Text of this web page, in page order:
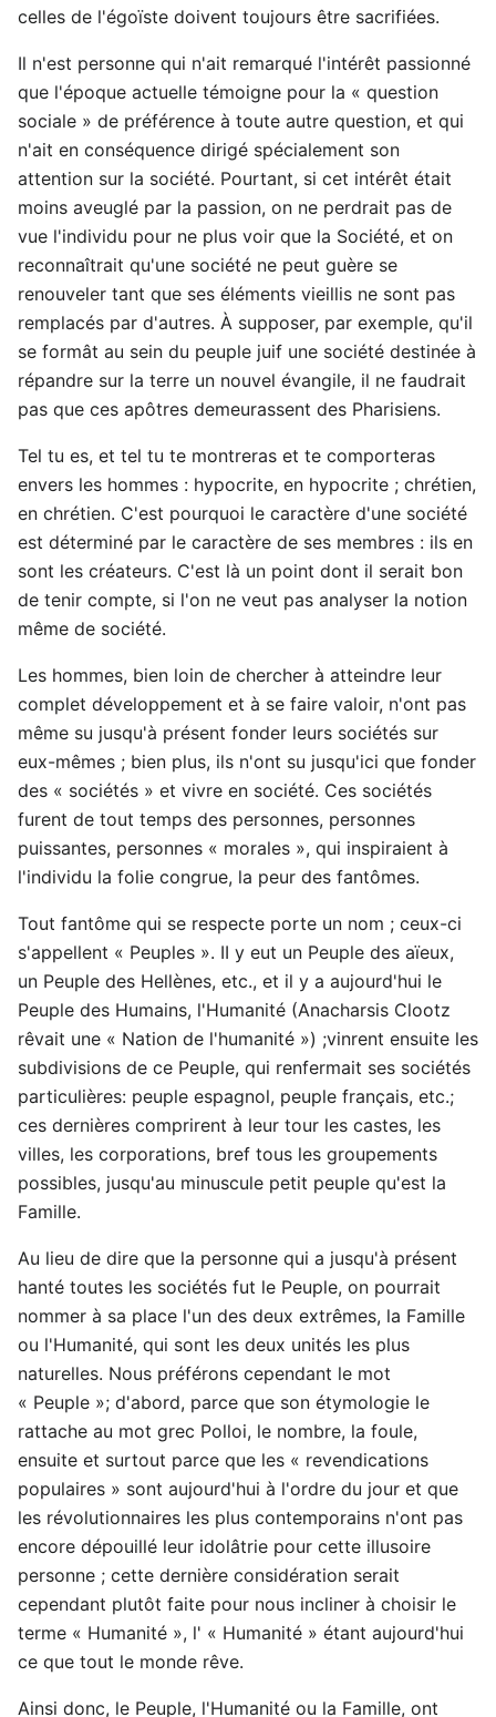
celles de l'égoïste doivent toujours être sacrifiées.
Il n'est personne qui n'ait remarqué l'intérêt passionné
que l'époque actuelle témoigne pour la « question
sociale » de préférence à toute autre question, et qui
n'ait en conséquence dirigé spécialement son
attention sur la société. Pourtant, si cet intérêt était
moins aveuglé par la passion, on ne perdrait pas de
vue l'individu pour ne plus voir que la Société, et on
reconnaîtrait qu'une société ne peut guère se
renouveler tant que ses éléments vieillis ne sont pas
remplacés par d'autres. À supposer, par exemple, qu'il
se formât au sein du peuple juif une société destinée à
répandre sur la terre un nouvel évangile, il ne faudrait
pas que ces apôtres demeurassent des Pharisiens.
Tel tu es, et tel tu te montreras et te comporteras
envers les hommes : hypocrite, en hypocrite ; chrétien,
en chrétien. C'est pourquoi le caractère d'une société
est déterminé par le caractère de ses membres : ils en
sont les créateurs. C'est là un point dont il serait bon
de tenir compte, si l'on ne veut pas analyser la notion
même de société.
Les hommes, bien loin de chercher à atteindre leur
complet développement et à se faire valoir, n'ont pas
même su jusqu'à présent fonder leurs sociétés sur
eux-mêmes ; bien plus, ils n'ont su jusqu'ici que fonder
des « sociétés » et vivre en société. Ces sociétés
furent de tout temps des personnes, personnes
puissantes, personnes « morales », qui inspiraient à
l'individu la folie congrue, la peur des fantômes.
Tout fantôme qui se respecte porte un nom ; ceux-ci
s'appellent « Peuples ». II y eut un Peuple des aïeux,
un Peuple des Hellènes, etc., et il y a aujourd'hui le
Peuple des Humains, l'Humanité (Anacharsis Clootz
rêvait une « Nation de l'humanité ») ;vinrent ensuite les
subdivisions de ce Peuple, qui renfermait ses sociétés
particulières: peuple espagnol, peuple français, etc.;
ces dernières comprirent à leur tour les castes, les
villes, les corporations, bref tous les groupements
possibles, jusqu'au minuscule petit peuple qu'est la
Famille.
Au lieu de dire que la personne qui a jusqu'à présent
hanté toutes les sociétés fut le Peuple, on pourrait
nommer à sa place l'un des deux extrêmes, la Famille
ou l'Humanité, qui sont les deux unités les plus
naturelles. Nous préférons cependant le mot
« Peuple »; d'abord, parce que son étymologie le
rattache au mot grec Polloi, le nombre, la foule,
ensuite et surtout parce que les « revendications
populaires » sont aujourd'hui à l'ordre du jour et que
les révolutionnaires les plus contemporains n'ont pas
encore dépouillé leur idolâtrie pour cette illusoire
personne ; cette dernière considération serait
cependant plutôt faite pour nous incliner à choisir le
terme « Humanité », l' « Humanité » étant aujourd'hui
ce que tout le monde rêve.
Ainsi donc, le Peuple, l'Humanité ou la Famille, ont